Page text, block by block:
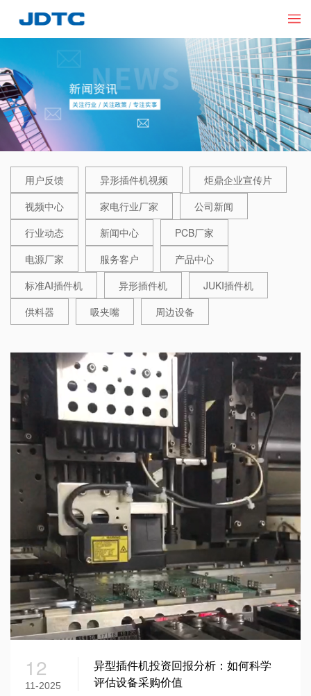
用户反馈 异形插件机视频
炬鼎企业宣传片
视频中心
家电行业厂家
公司新闻
行业动态
新闻中心
PCB厂家
电源厂家
服务客户
产品中心
标准AI插件机
异形插件机
JUKI插件机
供料器
吸夹嘴 周边设备
12
11-2025
异型插件机投资回报分析：如何科学
评估设备采购价值